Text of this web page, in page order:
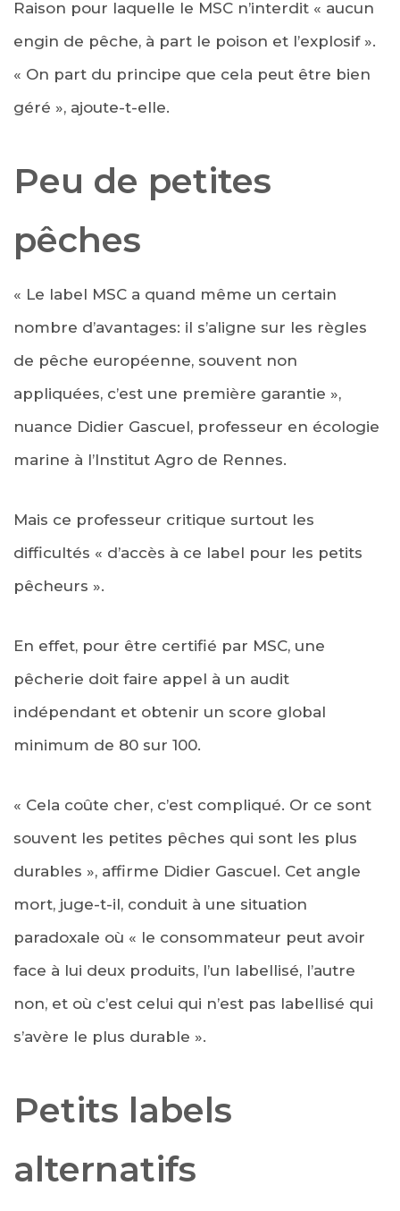
Raison pour laquelle le MSC n’interdit « aucun
engin de pêche, à part le poison et l’explosif ».
« On part du principe que cela peut être bien
géré », ajoute-t-elle.
Peu de petites
pêches
« Le label MSC a quand même un certain
nombre d’avantages: il s’aligne sur les règles
de pêche européenne, souvent non
appliquées, c’est une première garantie »,
nuance Didier Gascuel, professeur en écologie
marine à l’Institut Agro de Rennes.
Mais ce professeur critique surtout les
difficultés « d’accès à ce label pour les petits
pêcheurs ».
En effet, pour être certifié par MSC, une
pêcherie doit faire appel à un audit
indépendant et obtenir un score global
minimum de 80 sur 100.
« Cela coûte cher, c’est compliqué. Or ce sont
souvent les petites pêches qui sont les plus
durables », affirme Didier Gascuel. Cet angle
mort, juge-t-il, conduit à une situation
paradoxale où « le consommateur peut avoir
face à lui deux produits, l’un labellisé, l’autre
non, et où c’est celui qui n’est pas labellisé qui
s’avère le plus durable ».
Petits labels
alternatifs